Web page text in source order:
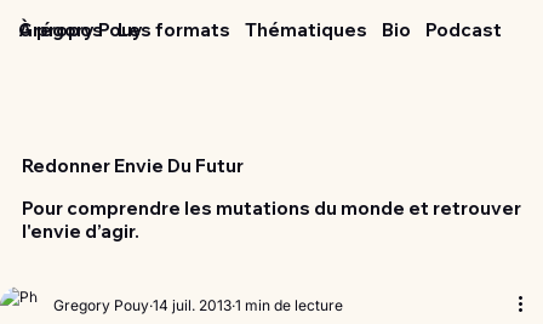
Grégory Pouy
À propos Les formats Thématiques Podcast
Bio
Redonner Envie Du Futur
Pour comprendre les mutations du monde et retrouver
l'envie d’agir.
Gregory Pouy 14 juil. 2013 1 min de lecture